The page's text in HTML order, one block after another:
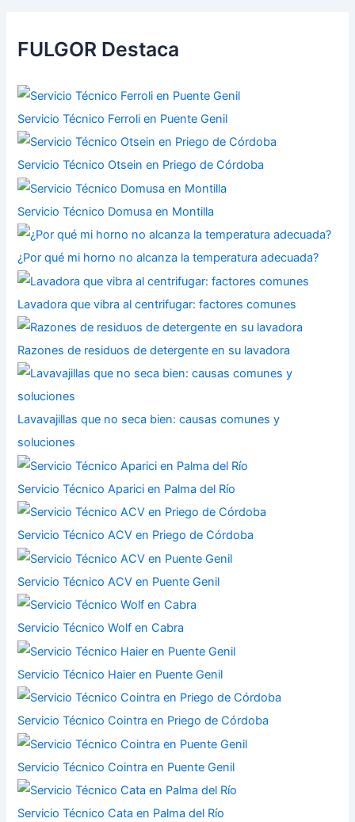
FULGOR Destaca
Servicio Técnico Ferroli en Puente Genil
Servicio Técnico Otsein en Priego de Córdoba
Servicio Técnico Domusa en Montilla
¿Por qué mi horno no alcanza la temperatura adecuada?
Lavadora que vibra al centrifugar: factores comunes
Razones de residuos de detergente en su lavadora
Lavavajillas que no seca bien: causas comunes y
soluciones
Servicio Técnico Aparici en Palma del Río
Servicio Técnico ACV en Priego de Córdoba
Servicio Técnico ACV en Puente Genil
Servicio Técnico Wolf en Cabra
Servicio Técnico Haier en Puente Genil
Servicio Técnico Cointra en Priego de Córdoba
Servicio Técnico Cointra en Puente Genil
Servicio Técnico Cata en Palma del Río